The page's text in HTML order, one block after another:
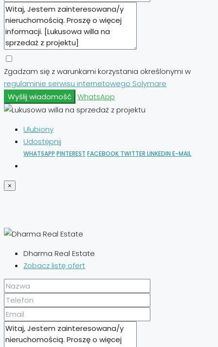
Zgadzam się z warunkami korzystania określonymi w
regulaminie serwisu internetowego Solymare
Wyślij wiadomość WhatsApp
Ulubiony
Udostępnij
WHATSAPP PINTEREST FACEBOOK TWITTER LINKEDIN E-MAIL
×
Dharma Real Estate
Zobacz listę ofert